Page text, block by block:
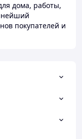
дома, работы,
покупателей и